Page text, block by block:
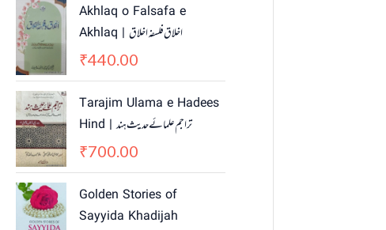
Akhlaq o Falsafa e
Akhlaq | اخلاق فلسفہ اخلاق
₹440.00
Tarajim Ulama e Hadees
Hind | تراجم علمائے حديث ہند
₹700.00
Golden Stories of
Sayyida Khadijah